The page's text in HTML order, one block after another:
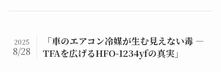
「車のエアコン冷媒が生む見えない毒 ―
TFAを広げるHFO-1234yfの真実」
2025
8/28